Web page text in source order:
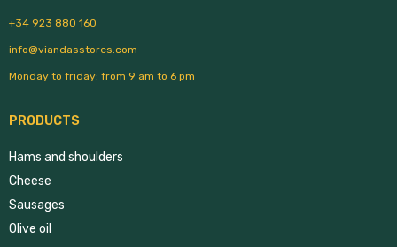
+34 923 880 160
info@viandasstores.com
Monday to friday: from 9 am to 6 pm
PRODUCTS
Hams and shoulders
Cheese
Sausages
Olive oil